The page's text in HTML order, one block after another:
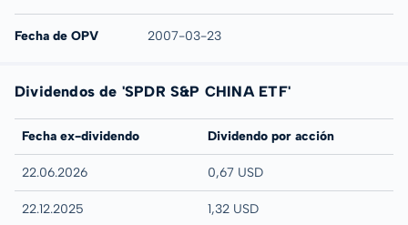
Fecha de OPV 2007-03-23
Dividendos de 'SPDR S&P CHINA ETF'
Fecha ex-dividendo Dividendo por acción
22.06.2026 0,67 USD
22.12.2025 1,32 USD